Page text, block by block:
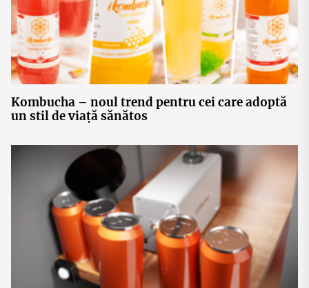
Kombucha – noul trend pentru cei care adoptă
un stil de viață sănătos